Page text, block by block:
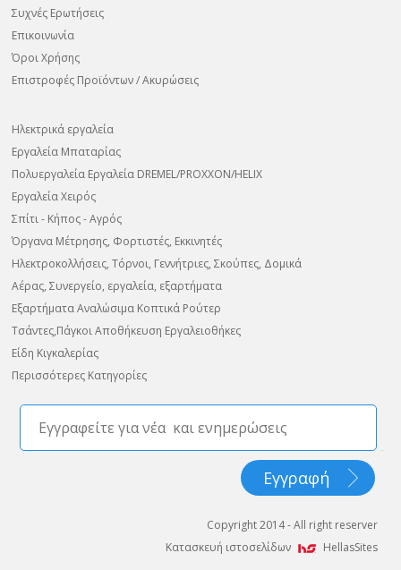
Συχνές Ερωτήσεις
Επικοινωνία
Όροι Χρήσης
Επιστροφές Προϊόντων / Ακυρώσεις
Ηλεκτρικά εργαλεία
Εργαλεία Μπαταρίας
Πολυεργαλεία Εργαλεία DREMEL/PROXXON/HELIX
Εργαλεία Χειρός
Σπίτι - Κήπος - Αγρός
Όργανα Μέτρησης, Φορτιστές, Εκκινητές
Ηλεκτροκολλήσεις, Τόρνοι, Γεννήτριες, Σκούπες, Δομικά
Αέρας, Συνεργείο, εργαλεία, εξαρτήματα
Εξαρτήματα Αναλώσιμα Κοπτικά Ρούτερ
Τσάντες,Πάγκοι Αποθήκευση Εργαλειοθήκες
Είδη Κιγκαλερίας
Περισσότερες Κατηγορίες
Copyright 2014 - All right reserver
Κατασκευή ιστοσελίδων
HellasSites